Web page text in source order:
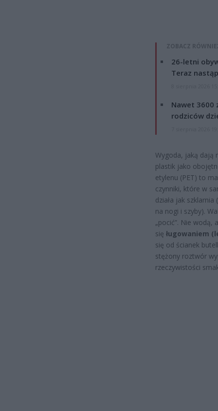
ZOBACZ
26-letni
Teraz
Nawet 3600
rodziców
Wygoda, jaką dają
plastik jako
etylenu (PET) to
czynniki, które w
działa jak
na nogi i szyby).
„pocić”. Nie wodą,
się ługowaniem
się od ścianek
stężony roztwór
rzeczywistości